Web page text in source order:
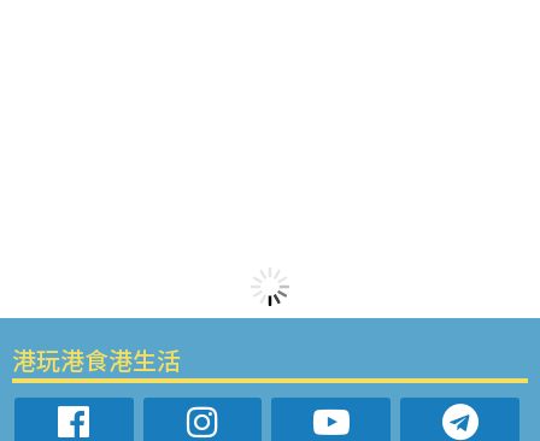
港玩港食港生活